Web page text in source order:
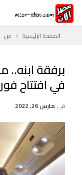
الصفحة الرئيسية فن
برفقة ابنه..
في افتتاح
في مارس 26, 2022